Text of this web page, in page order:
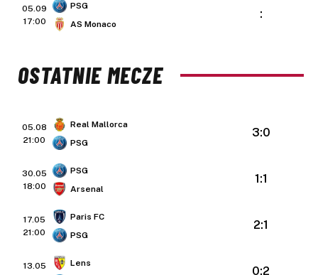
05.09
17:00
PSG
AS Monaco
:
OSTATNIE MECZE
05.08
21:00
Real Mallorca
PSG
3:0
30.05
18:00
PSG
Arsenal
1:1
17.05
21:00
Paris FC
PSG
2:1
13.05
Lens
0:2